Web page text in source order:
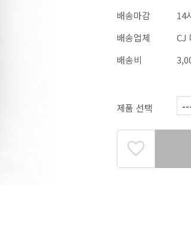
배송마감
14
배송업체
CJ
배송비
제품 선택